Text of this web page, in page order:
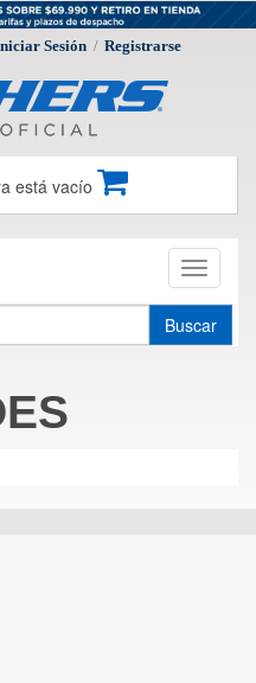
Sesión / Registrarse
está vacío
Toggle
Buscar